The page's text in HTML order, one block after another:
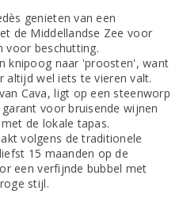
genieten van een
de Middellandse Zee voor
voor beschutting.
knipoog naar 'proosten', want
altijd wel iets te vieren valt.
Cava, ligt op een steenworp
voor bruisende wijnen
de lokale tapas.
volgens de traditionele
15 maanden op de
een verfijnde bubbel met
stijl.